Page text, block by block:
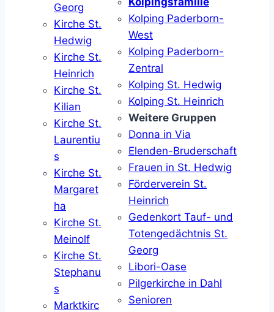
Georg
Kirche St.
Hedwig
Kirche St.
Heinrich
Kirche St.
Kilian
Kirche St.
Laurentiu
s
Kirche St.
Margaret
ha
Kirche St.
Meinolf
Kirche St.
Stephanu
s
Marktkirc
Kolping Paderborn-
West
Kolping Paderborn-
Zentral
Kolping St. Hedwig
Kolping St. Heinrich
Weitere Gruppen
Donna in Via
Elenden-Bruderschaft
Frauen in St. Hedwig
Förderverein St.
Heinrich
Gedenkort Tauf- und
Totengedächtnis St.
Georg
Libori-Oase
Pilgerkirche in Dahl
Senioren